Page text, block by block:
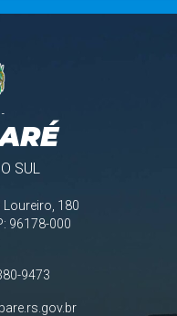
SUL
180
96178-000
9473